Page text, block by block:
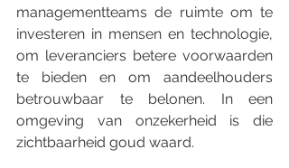
managementteams de ruimte om te
investeren in mensen en technologie,
om leveranciers betere voorwaarden
te bieden en om aandeelhouders
betrouwbaar te belonen. In een
omgeving van onzekerheid is die
zichtbaarheid goud waard.